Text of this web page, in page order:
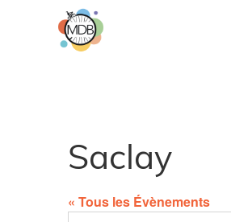
Saclay
« Tous les Évènements